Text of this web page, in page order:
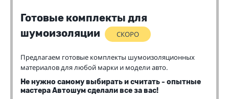
Готовые комплекты для
шумоизоляции
СКОРО
Предлагаем готовые комплекты шумоизоляционных
материалов для любой марки и модели авто.
Не нужно самому выбирать и считать - опытные
мастера Автошум сделали все за вас!